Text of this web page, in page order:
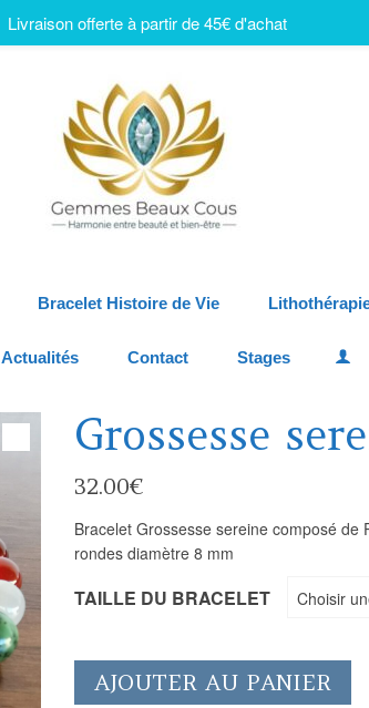
Bracelet Histoire de Vie
Actualités Contact Stages
Grossesse
32.00€
Bracelet Grossesse sereine composé
rondes diamètre 8 mm
TAILLE DU BRACELET Choisir
AJOUTER AU PANIER
Livraison offerte à partir de 45€ d'achat